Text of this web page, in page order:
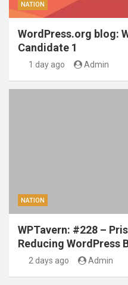
NATION
WordPress.org blog:
Candidate 1
1 day ago Admin
NATION
WPTavern: #228 –
Reducing WordPress
2 days ago Admin